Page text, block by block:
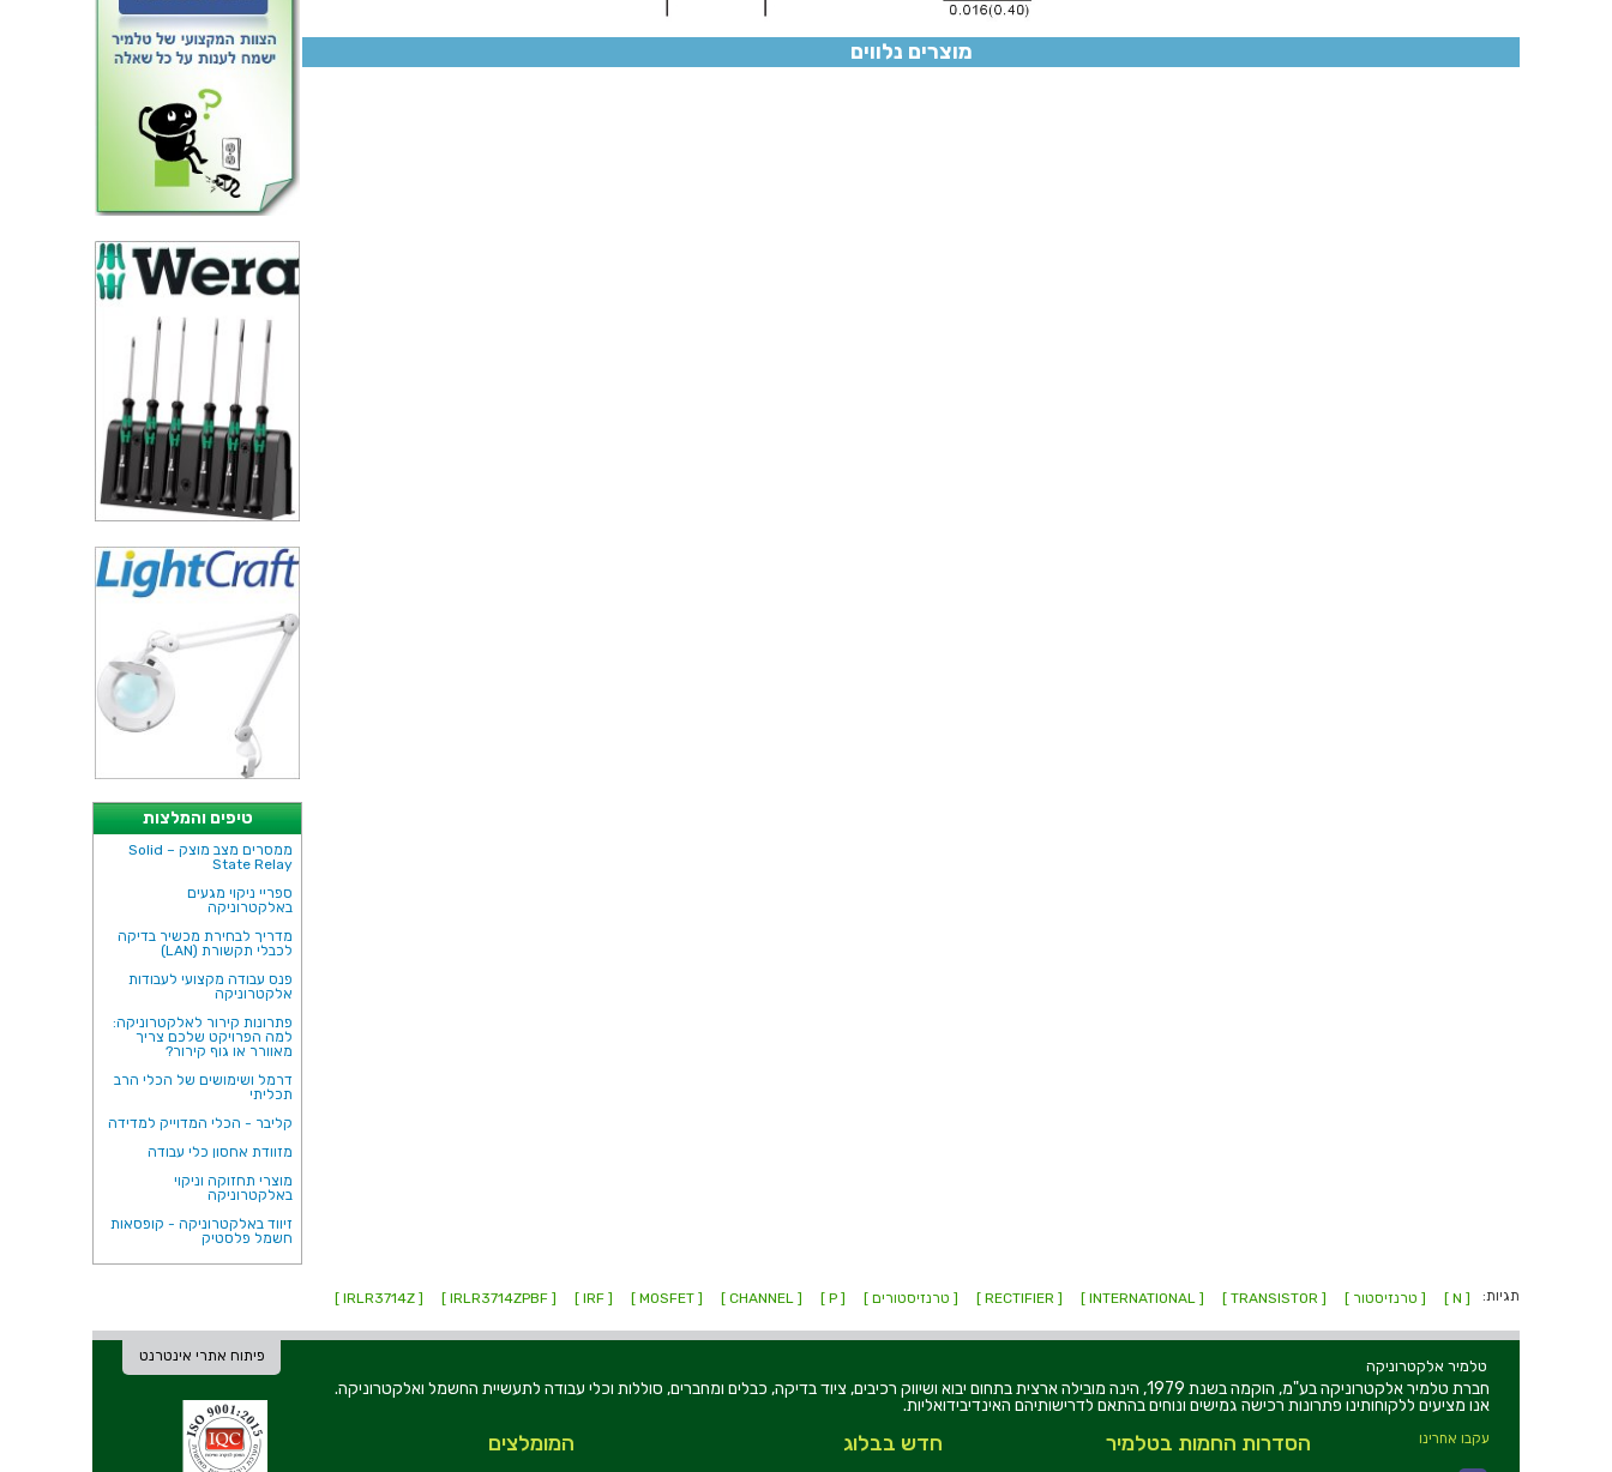
טיפים והמלצות
ממסרים מצב מוצק – Solid
State Relay
ספריי ניקוי מגעים
באלקטרוניקה
מדריך לבחירת מכשיר בדיקה
לכבלי תקשורת (LAN)
פנס עבודה מקצועי לעבודות
אלקטרוניקה
פתרונות קירור לאלקטרוניקה:
למה הפרויקט שלכם צריך
מאוורר או גוף קירור?
דרמל ושימושים של הכלי הרב
תכליתי
קליבר - הכלי המדוייק למדידה
מזוודת אחסון כלי עבודה
מוצרי תחזוקה וניקוי
באלקטרוניקה
זיווד באלקטרוניקה - קופסאות
חשמל פלסטיק
מוצרים נלווים
תגיות: [ N ] [ טרנזיסטור ] [ TRANSISTOR ]
[ INTERNATIONAL ]
[ RECTIFIER ] [ טרנזיסטורים ] [ P ]
[ CHANNEL ]
[ MOSFET ]
[ IRF ]
[ IRLR3714ZPBF ]
[ IRLR3714Z ]
פיתוח אתרי אינטרנט
טלמיר אלקטרוניקה
חברת טלמיר אלקטרוניקה בע"מ, הוקמה בשנת 1979, הינה מובילה ארצית בתחום יבוא ושיווק רכיבים, ציוד בדיקה, כבלים ומחברים, סוללות וכלי עבודה לתעשיית החשמל ואלקטרוניקה.
אנו מציעים ללקוחותינו פתרונות רכישה גמישים ונוחים בהתאם לדרישותיהם האינדיבידואליות.
עקבו אחרינו המומלצים חדש בבלוג הסדרות החמות בטלמיר